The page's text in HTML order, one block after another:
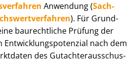
Anwendung (Sach­
). Für Grund­
baurechtliche Prüfung der
nach dem
des Gut­ach­ter­aus­schus­